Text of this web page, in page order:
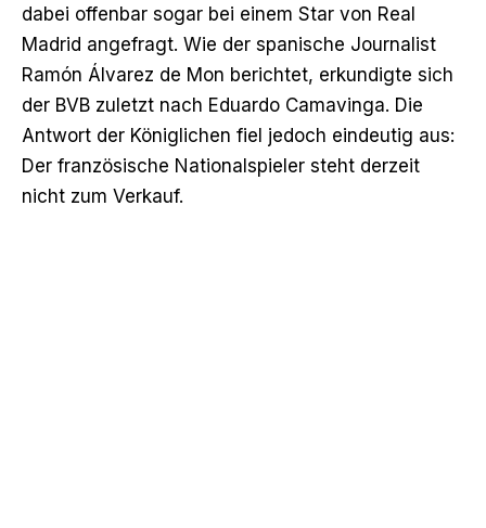
dabei offenbar sogar bei einem Star von Real
Madrid angefragt. Wie der spanische Journalist
Ramón Álvarez de Mon berichtet, erkundigte sich
der BVB zuletzt nach Eduardo Camavinga. Die
Antwort der Königlichen fiel jedoch eindeutig aus:
Der französische Nationalspieler steht derzeit
nicht zum Verkauf.